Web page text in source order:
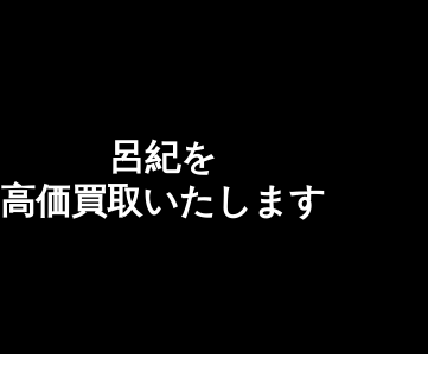
呂紀を
高価買取いたします